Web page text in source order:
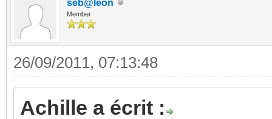
seb@leon
Member
26/09/2011, 07:13:48
Achille a écrit :